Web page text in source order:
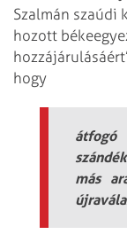
Szalmán szaúdi
hozott
hogy
más